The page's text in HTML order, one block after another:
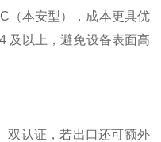
（本安型），成本更具优
及以上，避免设备表面高
双认证，若出口还可额外